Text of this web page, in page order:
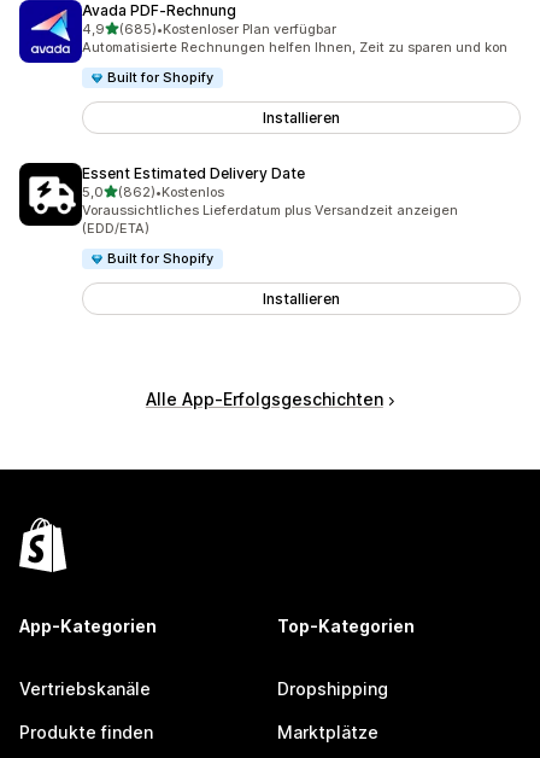
Avada PDF‑Rechnung
4,9von 5 Sternen
(685)
685 Rezensionen insgesamt
•Kostenloser Plan verfügbar
Automatisierte Rechnungen helfen Ihnen, Zeit zu sparen und kon
Built for Shopify
Installieren
Essent Estimated Delivery Date
5,0von 5 Sternen
(862)
862 Rezensionen insgesamt
•Kostenlos
Voraussichtliches Lieferdatum plus Versandzeit anzeigen
(EDD/ETA)
Built for Shopify
Installieren
Alle App-Erfolgsgeschichten
App-Kategorien
Vertriebskanäle
Produkte finden
Top-Kategorien
Dropshipping
Marktplätze